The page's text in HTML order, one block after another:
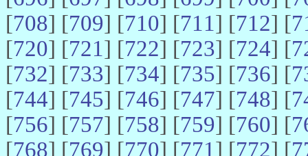
[708] [709] [710] [711] [712] [
[720] [721] [722] [723] [724] [
[732] [733] [734] [735] [736] [
[744] [745] [746] [747] [748] [
[756] [757] [758] [759] [760] [
[768] [769] [770] [771] [772] [